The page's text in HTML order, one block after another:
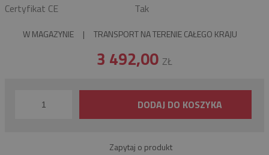
Certyfikat CE
Tak
W MAGAZYNIE | TRANSPORT NA TERENIE CAŁEGO KRAJU
3 492,00 ZŁ
DODAJ DO KOSZYKA
Zapytaj o produkt